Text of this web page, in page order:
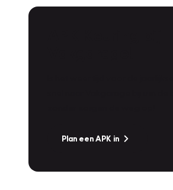
Plan een APK in